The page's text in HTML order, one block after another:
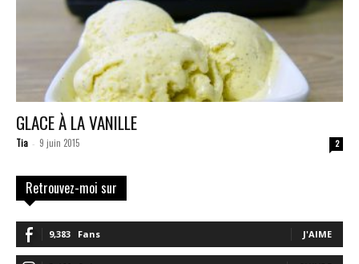
GLACE À LA VANILLE
Tia - 9 juin 2015 2
Retrouvez-moi sur
9,383 Fans J'AIME